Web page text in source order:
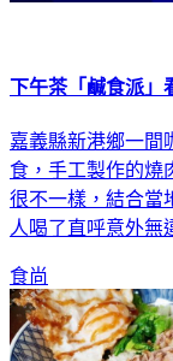
下午茶「鹹食派」
嘉義縣新港鄉一間
食，手工製作的燒
很不一樣，結合當
人喝了直呼意外無
食尚